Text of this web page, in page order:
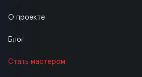
О проекте
Блог
Стать мастером